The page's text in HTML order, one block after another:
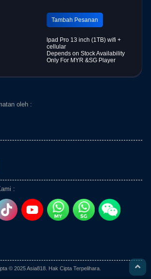
Tambah Pesanan
lpad Pro 13 inch (1TB) wifi +
cellular
Depends on Stock Availability
Only For MYR &SG Player
oleh :
:
© 2025 Asia818. Hak Cipta Terpelihara.